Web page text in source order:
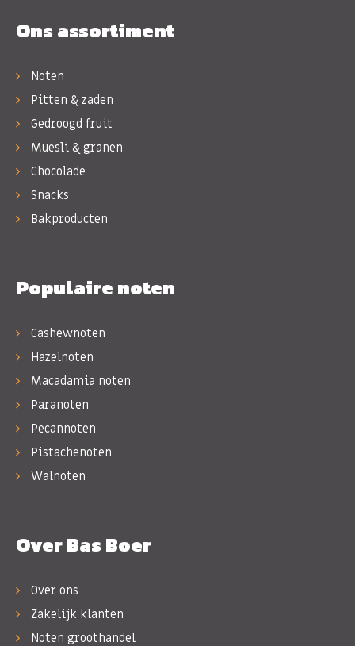
Ons assortiment
Noten
Pitten & zaden
Gedroogd fruit
Muesli & granen
Chocolade
Snacks
Bakproducten
Populaire noten
Cashewnoten
Hazelnoten
Macadamia noten
Paranoten
Pecannoten
Pistachenoten
Walnoten
Over Bas Boer
Over ons
Zakelijk klanten
Noten groothandel